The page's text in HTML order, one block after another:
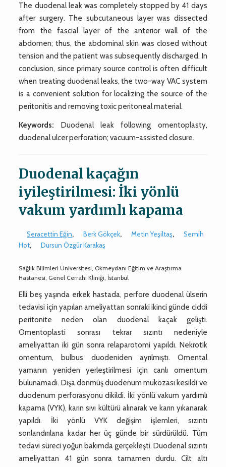
The duodenal leak was completely stopped by 41 days
after surgery. The subcutaneous layer was dissected
from the fascial layer of the anterior wall of the
abdomen; thus, the abdominal skin was closed without
tension and the patient was subsequently discharged. In
conclusion, since primary source control is often difficult
when treating duodenal leaks, the two-way VAC system
is a convenient solution for localizing the source of the
peritonitis and removing toxic peritoneal material.
Keywords: Duodenal leak following omentoplasty,
duodenal ulcer perforation; vacuum-assisted closure.
Duodenal kaçağın
iyileştirilmesi: İki yönlü
vakum yardımlı kapama
Seracettin Eğin, Berk Gökçek, Metin Yeşiltaş,
Semih
Hot, Dursun Özgür Karakaş
Sağlık Bilimleri Üniversitesi, Okmeydanı Eğitim ve Araştırma
Hastanesi, Genel Cerrahi Kliniği, İstanbul
Elli beş yaşında erkek hastada, perfore duodenal ülserin
tedavisi için yapılan ameliyattan sonraki ikinci günde ciddi
peritonite neden olan duodenal kaçak gelişti.
Omentoplasti sonrası tekrar sızıntı nedeniyle
ameliyattan iki gün sonra relaparotomi yapıldı. Nekrotik
omentum, bulbus duodeniden ayrılmıştı. Omental
yamanın yeniden yerleştirilmesi için canlı omentum
bulunamadı. Dışa dönmüş duodenum mukozası kesildi ve
duodenum perforasyonu dikildi. İki yönlü vakum yardımlı
kapama (VYK), karın sıvı kültürü alınarak ve karın yıkanarak
yapıldı. İki yönlü VYK değişim işlemleri, sızıntı
sonlandırılana kadar her üç günde bir sürdürüldü. Tüm
tedavi süreci yoğun bakımda gerçekleşti. Duodenal sızıntı
ameliyattan 41 gün sonra tamamen durdu. Cilt altı